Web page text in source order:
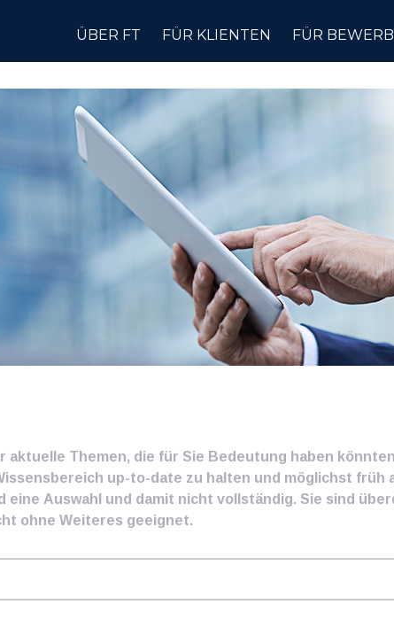
ÜBER FT FÜR KLIENTEN FÜR
Themen, die für Sie Bedeutung haben
up-to-date zu halten und möglichst früh
Auswahl und damit nicht vollständig. Sie sind
ohne Weiteres geeignet.